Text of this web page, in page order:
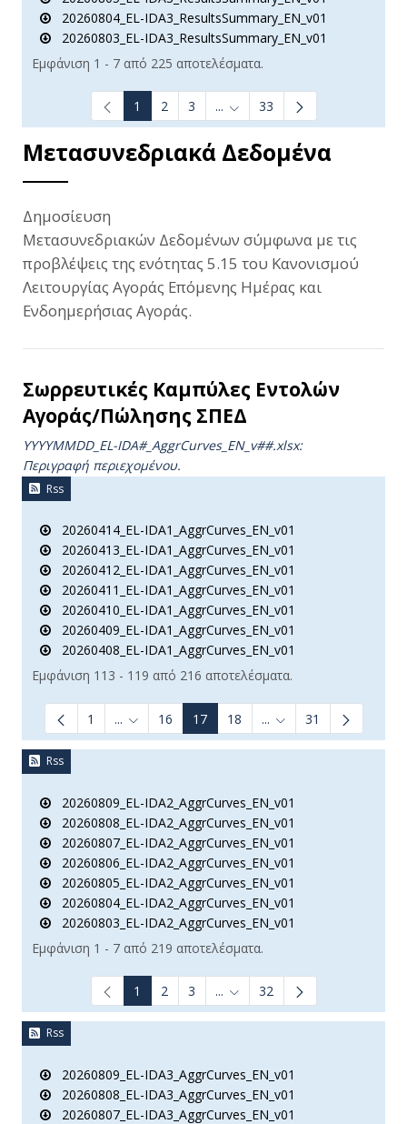
20260804_EL-IDA3_ResultsSummary_EN_v01
20260803_EL-IDA3_ResultsSummary_EN_v01
Εμφάνιση 1 - 7 από 225 αποτελέσματα.
1 2 3 ... Ενδιάμεσες σελίδες Use
33
Μετασυνεδριακά Δεδομένα
Δημοσίευση
Μετασυνεδριακών Δεδομένων σύμφωνα με τις
προβλέψεις της ενότητας 5.15 του Κανονισμού
Λειτουργίας Αγοράς Επόμενης Ημέρας και
Ενδοημερήσιας Αγοράς.
Σωρρευτικές Καμπύλες Εντολών
Αγοράς/Πώλησης ΣΠΕΔ
YYYYMMDD_EL-IDA#_AggrCurves_ΕΝ_v##.xlsx:
Περιγραφή περιεχομένου.
Rss
20260414_EL-IDA1_AggrCurves_EN_v01
20260413_EL-IDA1_AggrCurves_EN_v01
20260412_EL-IDA1_AggrCurves_EN_v01
20260411_EL-IDA1_AggrCurves_EN_v01
20260410_EL-IDA1_AggrCurves_EN_v01
20260409_EL-IDA1_AggrCurves_EN_v01
20260408_EL-IDA1_AggrCurves_EN_v01
Εμφάνιση 113 - 119 από 216 αποτελέσματα.
1 ... Ενδιάμεσες σελίδες Use TAB to navigate.
16 17 18 ... Ενδιάμεσες σελίδες
31
Rss
20260809_EL-IDA2_AggrCurves_EN_v01
20260808_EL-IDA2_AggrCurves_EN_v01
20260807_EL-IDA2_AggrCurves_EN_v01
20260806_EL-IDA2_AggrCurves_EN_v01
20260805_EL-IDA2_AggrCurves_EN_v01
20260804_EL-IDA2_AggrCurves_EN_v01
20260803_EL-IDA2_AggrCurves_EN_v01
Εμφάνιση 1 - 7 από 219 αποτελέσματα.
1 2 3 ... Ενδιάμεσες σελίδες Use
32
Rss
20260809_EL-IDA3_AggrCurves_EN_v01
20260808_EL-IDA3_AggrCurves_EN_v01
20260807_EL-IDA3_AggrCurves_EN_v01